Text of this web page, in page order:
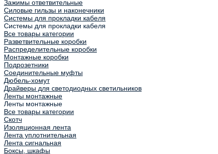
Зажимы ответвительные
Силовые гильзы и наконечники
Системы для прокладки кабеля
Системы для прокладки кабеля
Все товары категории
Разветвительные коробки
Распределительные коробки
Монтажные коробки
Подрозетники
Соединительные муфты
Дюбель-хомут
Драйверы для светодиодных светильников
Ленты монтажные
Ленты монтажные
Все товары категории
Скотч
Изоляционная лента
Лента уплотнительная
Лента сигнальная
Боксы, шкафы